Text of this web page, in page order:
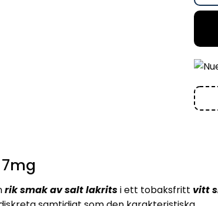
rik smak av salt lakritsi ett tobaksfritt vitt